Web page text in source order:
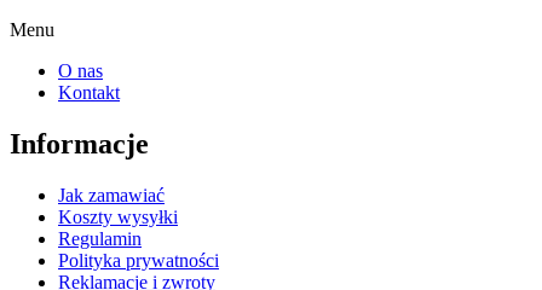
Menu
O nas
Kontakt
Informacje
Jak zamawiać
Koszty wysyłki
Regulamin
Polityka prywatności
Reklamacje i zwroty